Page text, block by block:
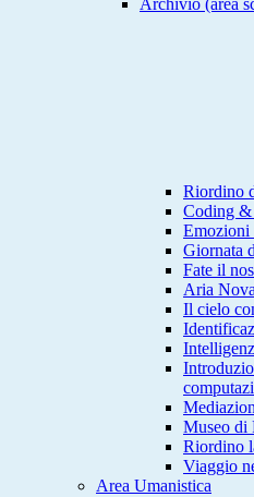
Archivio (area
Riordino
Coding &
Emozioni
Giornata
Fate il
Aria Nova
Il cielo
Museo di
Riordino
Viaggio
Area Umanistica